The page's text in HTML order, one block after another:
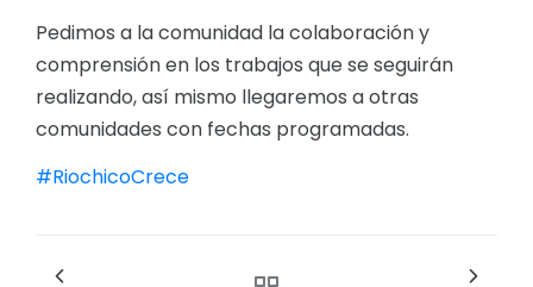
Pedimos a la comunidad la colaboración y
comprensión en los trabajos que se seguirán
realizando, así mismo llegaremos a otras
comunidades con fechas programadas.
#RiochicoCrece